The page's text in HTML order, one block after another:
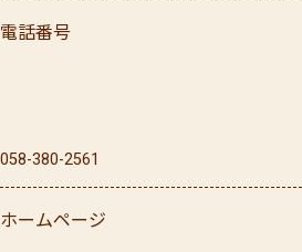
電話番号
058-380-2561
ホームページ